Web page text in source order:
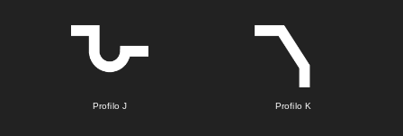
Profilo J Profilo K